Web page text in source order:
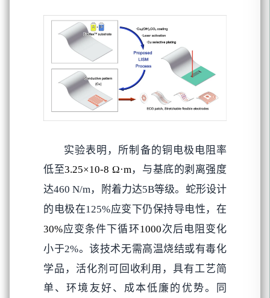
实验表明，所制备的铜电极电阻率
低至3.25×10-8 Ω·m，与基底的剥离强度
达460 N/m，附着力达5B等级。蛇形设计
的电极在125%应变下仍保持导电性，在
30%应变条件下循环1000次后电阻变化
小于2%。该技术无需高温烧结或有毒化
学品，活化剂可回收利用，具有工艺简
单、环境友好、成本低廉的优势。同